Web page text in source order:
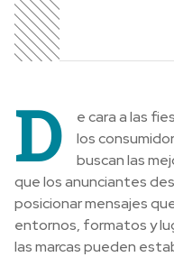
D
e cara a las
los
buscan las
que los anunciantes
posicionar mensajes
entornos, formatos y
las marcas pueden